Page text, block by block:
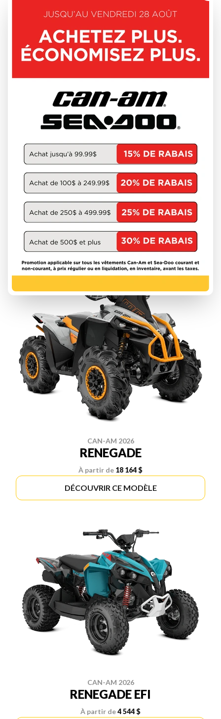
OUTLANDER PRO
DÉCOUVRIR CE MODÈLE
CAN-AM 2026
RENEGADE
À partir de 18 164 $
DÉCOUVRIR CE MODÈLE
CAN-AM 2026
RENEGADE EFI
À partir de4 544 $